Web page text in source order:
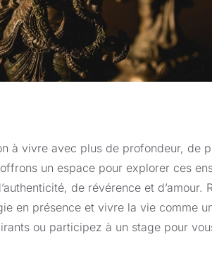
pranayama , lemantra
, la présence
étant conçue pour vous aider à
n’est ni réprimée ni laissée libre,
conscience spacieuse et aimante.
et un engagement envers la Vérité,
l’impression de séparation et d’une
à vivre avec plus de profondeur, de
un espace pour explorer ces
de révérence et d’amour.
en présence et vivre la vie comme
ou participez à un stage pour